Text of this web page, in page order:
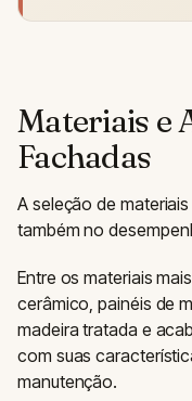
Materiais e
Fachadas
A seleção de
também no
Entre os materiais
cerâmico, painéis de
madeira tratada e
com suas
manutenção.